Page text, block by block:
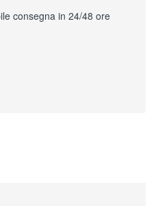
consegna in 24/48 ore